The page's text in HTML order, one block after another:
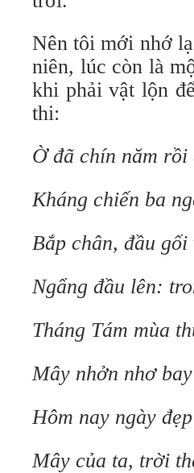
Nên tôi mới nhớ
niên, lúc còn là
khi phải vật lộn
thi:
Ờ đã chín năm rồi
Kháng chiến ba
Bắp chân, đầu gối
Ngẩng đầu lên:
Tháng Tám mùa
Mây nhởn nhơ bay
Hôm nay ngày
Mây của ta, trời